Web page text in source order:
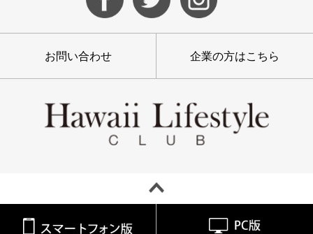
お問い合わせ 企業の方はこちら